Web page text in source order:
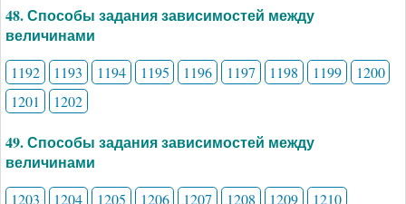
48. Способы задания зависимостей между
величинами
1192 1193 1194 1195 1196 1197 1198 1199
1200
1201
1202
49. Способы задания зависимостей между
величинами
1203 1204 1205 1206 1207 1208 1209 1210